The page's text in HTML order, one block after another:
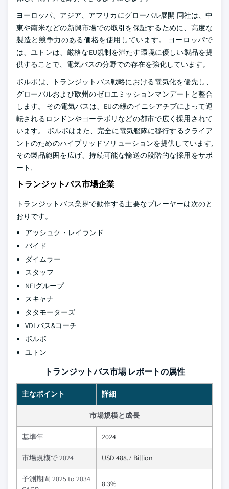
ヨーロッパ、アジア、アフリカにグローバル展開 同社は、中
東や南米などの新興市場での取引を保証するために、高度な
製造と競争力のある価格を使用しています。 ヨーロッパで
は、ユトンは、厳格なEU規制を満たす環境に優しい製品を提
供することで、電気バスの分野での存在を強化しています。
ボルボは、トランジットバス戦略における電気化を優先し、
グローバルおよび欧州のゼロエミッションマンデートと整合
します。 その電気バスは、EUの緑のイニシアチブによって運
転されるロンドンやヨーテボリなどの都市で広く採用されて
います。 ボルボはまた、完全に電気艦隊に移行するクライア
ントのためのハイブリッドソリューションを提供しています,
その製品範囲を広げ、持続可能な輸送の段階的な採用をサポ
ート.
トランジットバス市場企業
トランジットバス業界で動作する主要なプレーヤーは次のと
おりです。
アッシュク・レイランド
バイド
ダイムラー
スタッフ
NFIグループ
スキャナ
タタモーターズ
VDLバス&コーチ
ボルボ
ユトン
トランジットバス市場 レポートの属性
主なポイント 詳細
市場規模と成長
基準年 2024
市場規模で 2024 USD 488.7 Billion
予測期間 2025 to 2034
8.3%